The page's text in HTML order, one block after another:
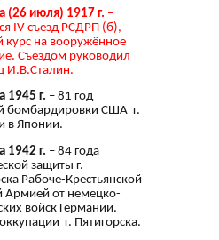
(26 июля) 1917 г. –
IV съезд РСДРП (б),
курс на вооружённое
Съездом руководил
И.В.Сталин.
1945 г. – 81 год
бомбардировки США г.
в Японии.
1942 г. – 84 года
защиты г.
Рабоче-Крестьянской
Армией от немецко-
войск Германии.
г. Пятигорска.